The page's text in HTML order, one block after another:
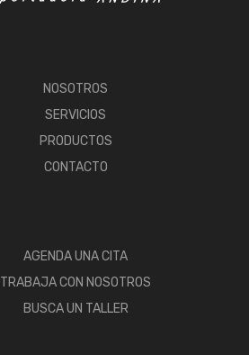
NOSOTROS
SERVICIOS
PRODUCTOS
CONTACTO
AGENDA UNA CITA
TRABAJA CON NOSOTROS
BUSCA UN TALLER